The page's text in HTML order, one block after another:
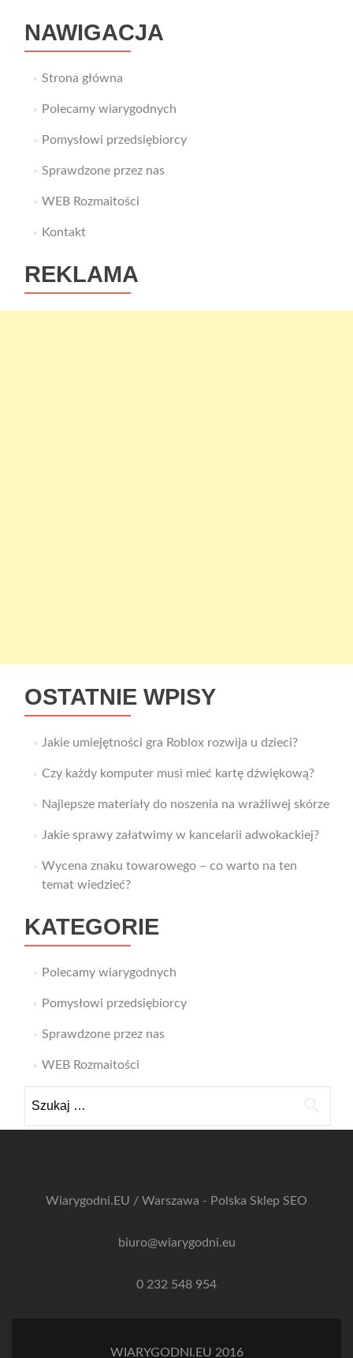
NAWIGACJA
Strona główna
Polecamy wiarygodnych
Pomysłowi przedsiębiorcy
Sprawdzone przez nas
WEB Rozmaitości
Kontakt
REKLAMA
OSTATNIE WPISY
Jakie umiejętności gra Roblox rozwija u dzieci?
Czy każdy komputer musi mieć kartę dźwiękową?
Najlepsze materiały do noszenia na wrażliwej skórze
Jakie sprawy załatwimy w kancelarii adwokackiej?
Wycena znaku towarowego – co warto na ten
temat wiedzieć?
KATEGORIE
Polecamy wiarygodnych
Pomysłowi przedsiębiorcy
Sprawdzone przez nas
WEB Rozmaitości
Wiarygodni.EU / Warszawa - Polska Sklep SEO
biuro@wiarygodni.eu
0 232 548 954
WIARYGODNI.EU 2016